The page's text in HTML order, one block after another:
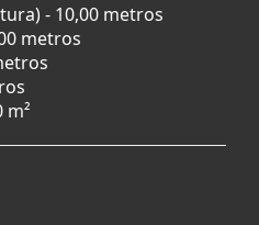
- 10,00 metros
metros
m²